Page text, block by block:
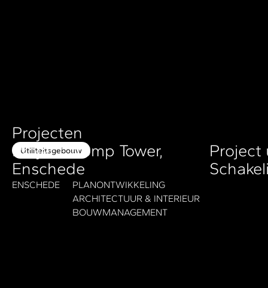
Projecten
Utiliteitsgebouw
Project Tromp Tower,
Enschede
ENSCHEDE
PLANONTWIKKELING
ARCHITECTUUR & INTERIEUR
BOUWMANAGEMENT
Project